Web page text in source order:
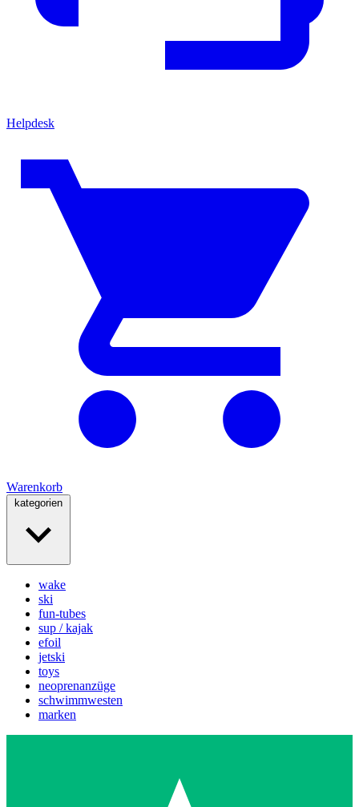
Helpdesk
Warenkorb
kategorien
wake
ski
fun-tubes
sup / kajak
efoil
jetski
toys
neoprenanzüge
schwimmwesten
marken